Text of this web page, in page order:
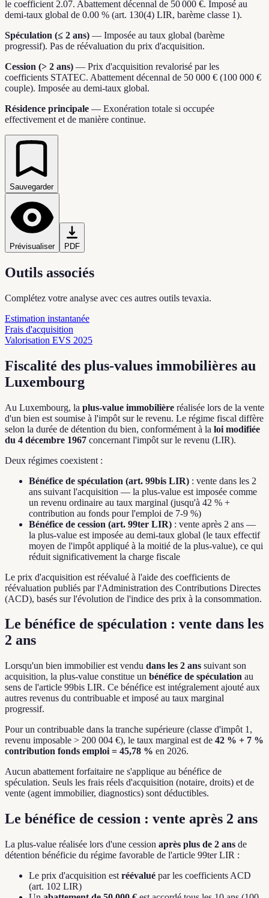
le coefficient 2.07. Abattement décennal de 50 000 €. Imposé au
demi-taux global de 0.00 % (art. 130(4) LIR, barème classe 1).
Spéculation (≤ 2 ans) — Imposée au taux global (barème
progressif). Pas de réévaluation du prix d'acquisition.
Cession (> 2 ans) — Prix d'acquisition revalorisé par les
coefficients STATEC. Abattement décennal de 50 000 € (100 000 €
couple). Imposée au demi-taux global.
Résidence principale — Exonération totale si occupée
effectivement et de manière continue.
Sauvegarder
Prévisualiser PDF
Outils associés
Complétez votre analyse avec ces autres outils tevaxia.
Estimation instantanée
Frais d'acquisition
Valorisation EVS 2025
Fiscalité des plus-values immobilières au
Luxembourg
Au Luxembourg, la plus-value immobilière réalisée lors de la vente
d'un bien est soumise à l'impôt sur le revenu. Le régime fiscal diffère
selon la durée de détention du bien, conformément à la loi modifiée
du 4 décembre 1967 concernant l'impôt sur le revenu (LIR).
Deux régimes coexistent :
Bénéfice de spéculation (art. 99bis LIR) : vente dans les 2
ans suivant l'acquisition — la plus-value est imposée comme
un revenu ordinaire au taux marginal (jusqu'à 42 % +
contribution au fonds pour l'emploi de 7-9 %)
Bénéfice de cession (art. 99ter LIR) : vente après 2 ans —
la plus-value est imposée au demi-taux global (le taux effectif
moyen de l'impôt appliqué à la moitié de la plus-value), ce qui
réduit significativement la charge fiscale
Le prix d'acquisition est réévalué à l'aide des coefficients de
réévaluation publiés par l'Administration des Contributions Directes
(ACD), basés sur l'évolution de l'indice des prix à la consommation.
Le bénéfice de spéculation : vente dans les
2 ans
Lorsqu'un bien immobilier est vendu dans les 2 ans suivant son
acquisition, la plus-value constitue un bénéfice de spéculation au
sens de l'article 99bis LIR. Ce bénéfice est intégralement ajouté aux
autres revenus du contribuable et imposé au taux marginal
progressif.
Pour un contribuable dans la tranche supérieure (classe d'impôt 1,
revenu imposable > 200 004 €), le taux marginal est de 42 % + 7 %
contribution fonds emploi = 45,78 % en 2026.
Aucun abattement forfaitaire ne s'applique au bénéfice de
spéculation. Seuls les frais réels d'acquisition (notaire, droits) et de
vente (agent immobilier, diagnostics) sont déductibles.
Le bénéfice de cession : vente après 2 ans
La plus-value réalisée lors d'une cession après plus de 2 ans de
détention bénéficie du régime favorable de l'article 99ter LIR :
Le prix d'acquisition est réévalué par les coefficients ACD
(art. 102 LIR)